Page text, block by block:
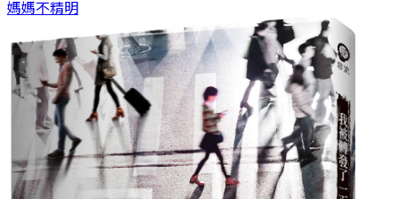
媽媽不精明